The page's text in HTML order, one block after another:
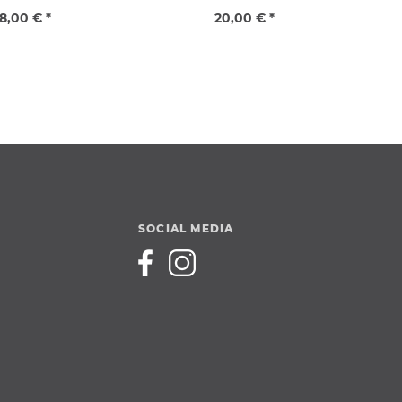
€ * 20,00 € *
SOCIAL MEDIA